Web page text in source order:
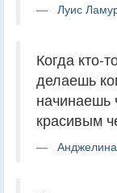
Луис
Когда кто-
делаешь
начинаешь
красивым